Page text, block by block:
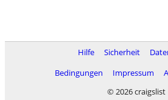
Hilfe Sicherheit
Bedingungen
Impressum
© 2026 craigslist